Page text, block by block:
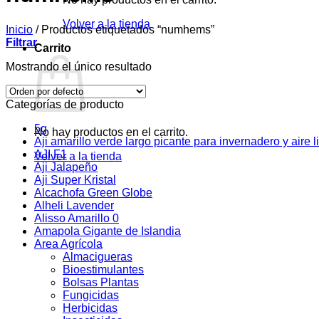
Volver a la tienda
Carrito
No hay productos en el carrito.
Volver a la tienda
Inicio /Productos etiquetados “numhems”
Filtrar
Mostrando el único resultado
Categorías de producto
5g
Aji amarillo verde largo picante para invernadero y aire
AJI F1
Aji Jalapeño
Aji Super Kristal
Alcachofa Green Globe
Alheli Lavender
Alisso Amarillo 0
Amapola Gigante de Islandia
Area Agrícola
Almacigueras
Bioestimulantes
Bolsas Plantas
Fungicidas
Herbicidas